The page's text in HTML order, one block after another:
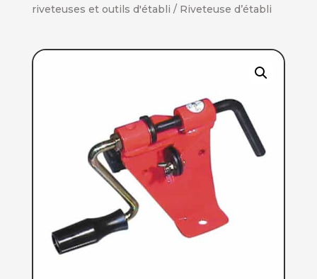
riveteuses et outils d'établi / Riveteuse d’établi